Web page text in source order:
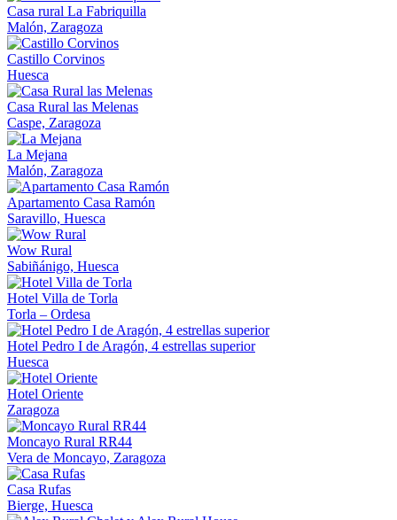
Casa rural La Fabriquilla
Malón, Zaragoza
Castillo Corvinos
Huesca
Casa Rural las Melenas
Caspe, Zaragoza
La Mejana
Malón, Zaragoza
Apartamento Casa Ramón
Saravillo, Huesca
Wow Rural
Sabiñánigo, Huesca
Hotel Villa de Torla
Torla – Ordesa
Hotel Pedro I de Aragón, 4 estrellas superior
Huesca
Hotel Oriente
Zaragoza
Moncayo Rural RR44
Vera de Moncayo, Zaragoza
Casa Rufas
Bierge, Huesca